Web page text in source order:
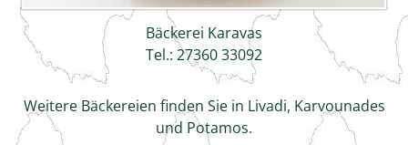
Bäckerei Karavas
Tel.: 27360 33092
Weitere Bäckereien finden Sie in Livadi, Karvounades
und Potamos.